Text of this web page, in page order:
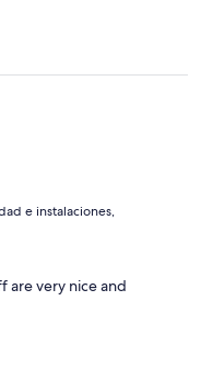
e instalaciones,
are very nice and